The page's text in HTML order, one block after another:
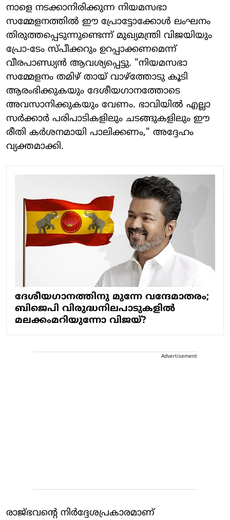
നാളെ നടക്കാനിരിക്കുന്ന നിയമസഭാ
സമ്മേളനത്തിൽ ഈ പ്രോട്ടോക്കോൾ ലംഘനം
തിരുത്തപ്പെടുന്നുണ്ടെന്ന് മുഖ്യമന്ത്രി വിജയിയും
പ്രോ-ടേം സ്പീക്കറും ഉറപ്പാക്കണമെന്ന്
വീരപാണ്ഡ്യൻ ആവശ്യപ്പെട്ടു. "നിയമസഭാ
സമ്മേളനം തമിഴ് തായ് വാഴ്ത്തോടു കൂടി
ആരംഭിക്കുകയും ദേശീയഗാനത്തോടെ
അവസാനിക്കുകയും വേണം. ഭാവിയിൽ എല്ലാ
സർക്കാർ പരിപാടികളിലും ചടങ്ങുകളിലും ഈ
രീതി കർശനമായി പാലിക്കണം," അദ്ദേഹം
വ്യക്തമാക്കി.
ദേശീയഗാനത്തിനു മുന്നേ വന്ദേമാതരം;
ബിജെപി വിരുദ്ധനിലപാടുകളില്‍
മലക്കംമറിയുന്നോ വിജയ്?
Advertisement
രാജ്ഭവന്റെ നിർദ്ദേശപ്രകാരമാണ്